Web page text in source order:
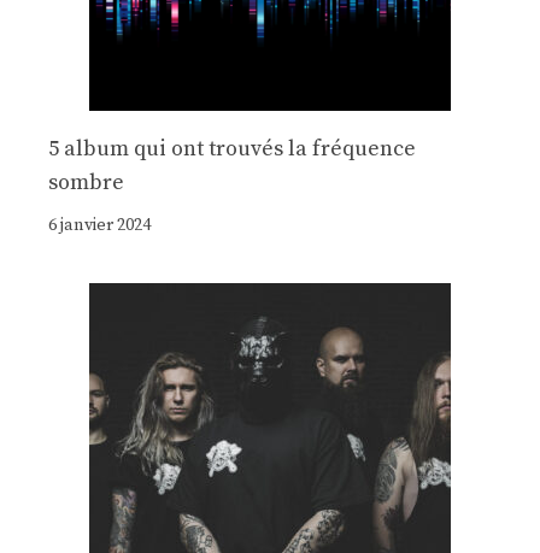
5 album qui ont trouvés la fréquence
sombre
6 janvier 2024